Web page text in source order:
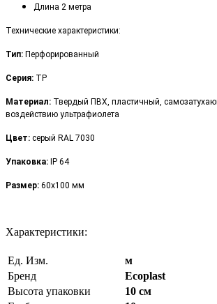
Длина 2 метра
​Технические характеристики:
Тип: Перфорированный
Серия: TP
Материал: Твердый ПВХ, пластичный,
воздействию ультрафиолета
Цвет: серый RAL 7030
Упаковка: IP 64
Размер: 60х100 мм
Характеристики:
Ед. Изм.
м
Бренд
Ecoplast
Высота упаковки
10 см